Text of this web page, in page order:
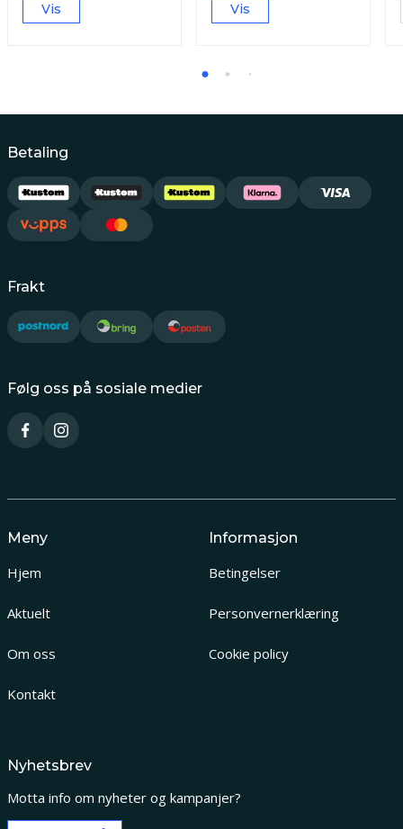
Vis Vis
Betaling
Frakt
Følg oss på sosiale medier
Meny
Hjem
Aktuelt
Om oss
Kontakt
Informasjon
Betingelser
Personvernerklæring
Cookie policy
Nyhetsbrev
Motta info om nyheter og kampanjer?